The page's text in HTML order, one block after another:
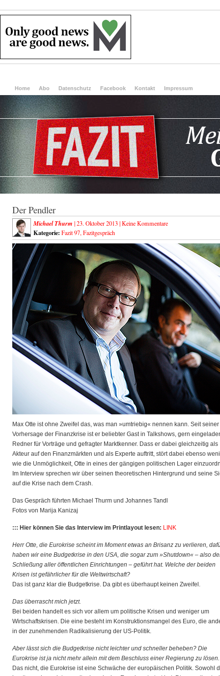
Home Abo Datenschutz Facebook Kontakt Impressum
Der Pendler
Michael Thurm | 23. Oktober 2013 |Keine Kommentare
Kategorie: Fazit 97, Fazitgespräch
Max Otte ist ohne Zweifel das, was man »umtriebig« nennen kann. Seit seiner
Vorhersage der Finanzkrise ist er beliebter Gast in Talkshows, gern
Redner für Vorträge und gefragter Marktkenner. Dass er dabei gleichzeitig als
Akteur auf den Finanzmärkten und als Experte auftritt, stört dabei ebenso
wie die Unmöglichkeit, Otte in eines der gängigen politischen Lager
Im Interview sprechen wir über seinen theoretischen Hintergrund und seine
auf die Krise nach dem Crash.
Das Gespräch führten Michael Thurm und Johannes Tandl
Fotos von Marija Kanizaj
::: Hier können Sie das Interview im Printlayout lesen: LINK
Herr Otte, die Eurokrise scheint im Moment etwas an Brisanz zu verlieren,
haben wir eine Budgetkrise in den USA, die sogar zum »Shutdown« – also
Schließung aller öffentlichen Einrichtungen – geführt hat. Welche der beiden
Krisen ist gefährlicher für die Weltwirtschaft?
Das ist ganz klar die Budgetkrise. Da gibt es überhaupt keinen Zweifel.
Das überrascht mich jetzt.
Bei beiden handelt es sich vor allem um politische Krisen und weniger um
Wirtschaftskrisen. Die eine besteht im Konstruktionsmangel des Euro, die
in der zunehmenden Radikalisierung der US-Politik.
Aber lässt sich die Budgetkrise nicht leichter und schneller beheben? Die
Eurokrise ist ja nicht mehr allein mit dem Beschluss einer Regierung zu lösen.
Das nicht, die Eurokrise ist eine Schwäche der europäischen Politik. Sowohl